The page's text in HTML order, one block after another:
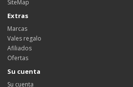
SiteMap
Extras
Marcas
Vales regalo
Afiliados
Ofertas
Su cuenta
Su cuenta